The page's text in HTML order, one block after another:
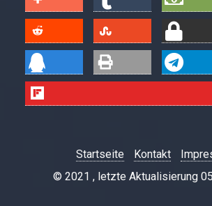
Startseite Kontakt
© 2021 , letzte Aktualisierung